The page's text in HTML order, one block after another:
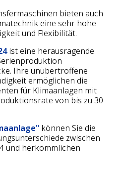
bieten auch
eine sehr hohe
und Flexibilität.
ist eine herausragende
Ihre unübertroffene
ermöglichen die
für Klimaanlagen mit
von bis zu 30
können Sie die
zwischen
und herkömmlichen